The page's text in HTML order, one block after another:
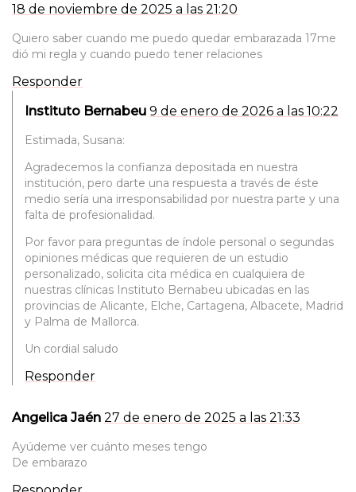
18 de noviembre de 2025 a las 21:20
Quiero saber cuando me puedo quedar embarazada 17me
dió mi regla y cuando puedo tener relaciones
Responder
Instituto Bernabeu 9 de enero de 2026 a las 10:22
Estimada, Susana:
Agradecemos la confianza depositada en nuestra
institución, pero darte una respuesta a través de éste
medio sería una irresponsabilidad por nuestra parte y una
falta de profesionalidad.
Por favor para preguntas de índole personal o segundas
opiniones médicas que requieren de un estudio
personalizado, solicita cita médica en cualquiera de
nuestras clínicas Instituto Bernabeu ubicadas en las
provincias de Alicante, Elche, Cartagena, Albacete, Madrid
y Palma de Mallorca.
Un cordial saludo
Responder
Angelica Jaén 27 de enero de 2025 a las 21:33
Ayúdeme ver cuánto meses tengo
De embarazo